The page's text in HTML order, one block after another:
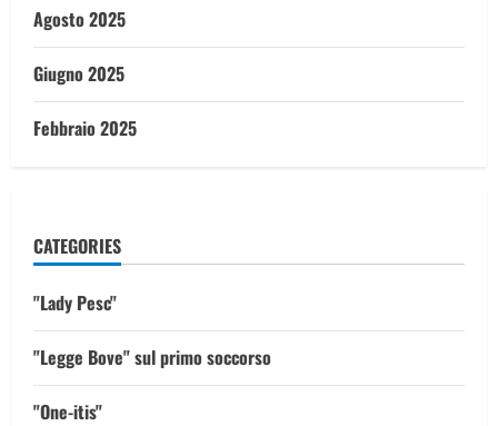
Agosto 2025
Giugno 2025
Febbraio 2025
CATEGORIES
"Lady Pesc"
"Legge Bove" sul primo soccorso
"One-itis"